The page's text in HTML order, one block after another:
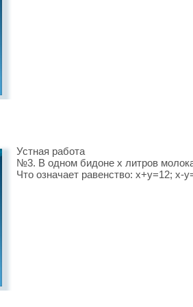
Устная работа
№3. В одном бидоне х литров
Что означает равенство: х+у=12; х-